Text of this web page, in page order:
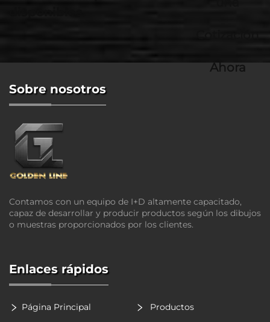
Ahora
Sobre nosotros
Contamos con un equipo de I+D altamente capacitado,
capaz de desarrollar y producir productos según los dibujos
o muestras proporcionados por los clientes.
Enlaces rápidos
Página Principal Productos